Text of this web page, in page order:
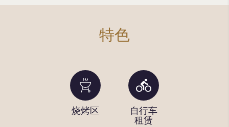
特色
烧烤区
自行车
租赁